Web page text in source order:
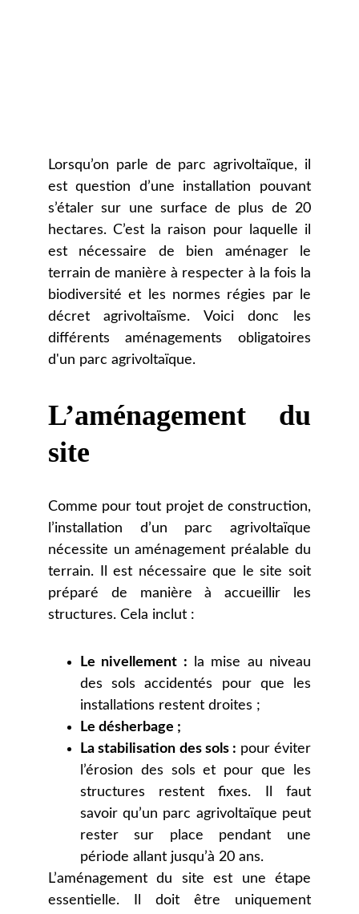
Lorsqu’on parle de parc agrivoltaïque, il
est question d’une installation pouvant
s’étaler sur une surface de plus de 20
hectares. C’est la raison pour laquelle il
est nécessaire de bien aménager le
terrain de manière à respecter à la fois la
biodiversité et les normes régies par le
décret agrivoltaïsme. Voici donc les
différents aménagements obligatoires
d'un parc agrivoltaïque.
L’aménagement du
site
Comme pour tout projet de construction,
l’installation d’un parc agrivoltaïque
nécessite un aménagement préalable du
terrain. Il est nécessaire que le site soit
préparé de manière à accueillir les
structures. Cela inclut :
Le nivellement : la mise au niveau
des sols accidentés pour que les
installations restent droites ;
Le désherbage ;
La stabilisation des sols : pour éviter
l’érosion des sols et pour que les
structures restent fixes. Il faut
savoir qu’un parc agrivoltaïque peut
rester sur place pendant une
période allant jusqu’à 20 ans.
L’aménagement du site est une étape
essentielle. Il doit être uniquement